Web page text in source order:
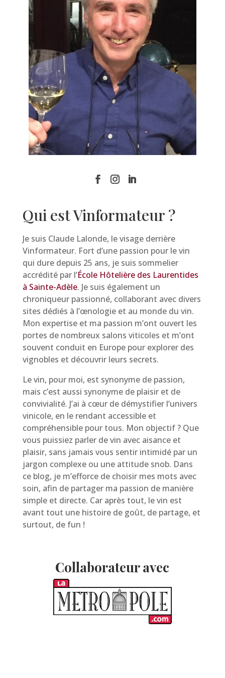
Qui est Vinformateur ?
Je suis Claude Lalonde, le visage derrière
Vinformateur. Fort d’une passion pour le vin
qui dure depuis 25 ans, je suis sommelier
accrédité par l’École Hôtelière des Laurentides
à Sainte-Adèle. Je suis également un
chroniqueur passionné, collaborant avec divers
sites dédiés à l’œnologie et au monde du vin.
Mon expertise et ma passion m’ont ouvert les
portes de nombreux salons viticoles et m’ont
souvent conduit en Europe pour explorer des
vignobles et découvrir leurs secrets.
Le vin, pour moi, est synonyme de passion,
mais c’est aussi synonyme de plaisir et de
convivialité. J’ai à cœur de démystifier l’univers
vinicole, en le rendant accessible et
compréhensible pour tous. Mon objectif ? Que
vous puissiez parler de vin avec aisance et
plaisir, sans jamais vous sentir intimidé par un
jargon complexe ou une attitude snob. Dans
ce blog, je m’efforce de choisir mes mots avec
soin, afin de partager ma passion de manière
simple et directe. Car après tout, le vin est
avant tout une histoire de goût, de partage, et
surtout, de fun !
Collaborateur avec